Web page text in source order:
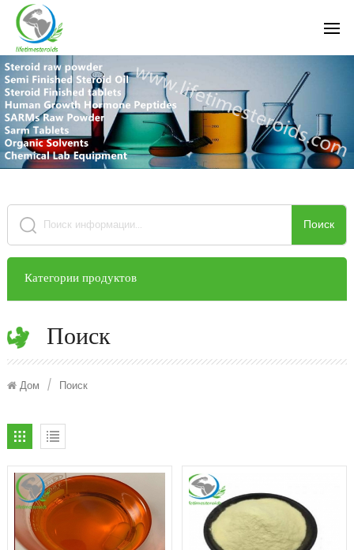
Поиск
Категории продуктов
Поиск
Дом / Поиск